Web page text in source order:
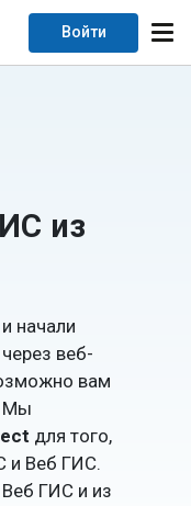
Войти
из
начали
веб-
вам
Мы
для того,
и Веб ГИС.
ГИС и из